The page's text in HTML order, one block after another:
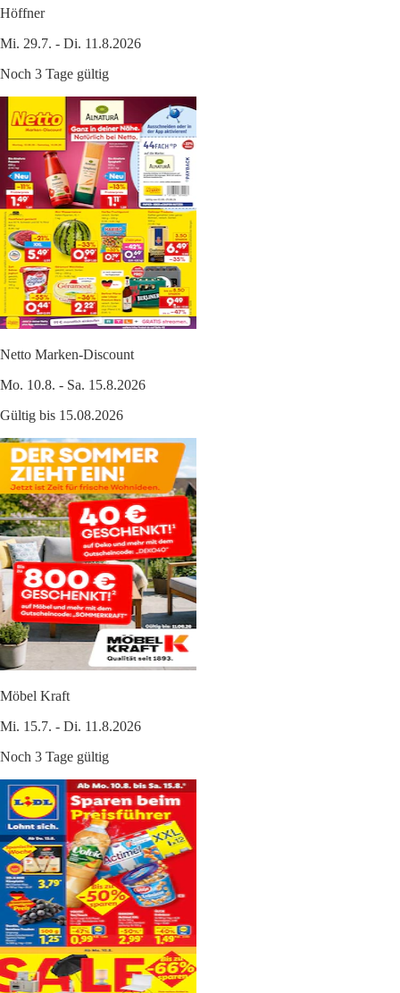
Höffner
Mi. 29.7. - Di. 11.8.2026
Noch 3 Tage gültig
Netto Marken-Discount
Mo. 10.8. - Sa. 15.8.2026
Gültig bis 15.08.2026
Möbel Kraft
Mi. 15.7. - Di. 11.8.2026
Noch 3 Tage gültig